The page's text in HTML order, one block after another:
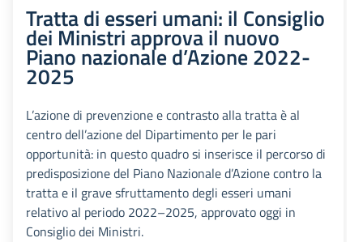
Tratta di esseri umani: il Consiglio
dei Ministri approva il nuovo
Piano nazionale d’Azione 2022-
2025
L’azione di prevenzione e contrasto alla tratta è al
centro dell’azione del Dipartimento per le pari
opportunità: in questo quadro si inserisce il percorso di
predisposizione del Piano Nazionale d’Azione contro la
tratta e il grave sfruttamento degli esseri umani
relativo al periodo 2022–2025, approvato oggi in
Consiglio dei Ministri.